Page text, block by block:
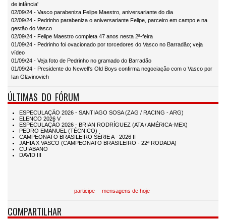
de infância'
02/09/24 - Vasco parabeniza Felipe Maestro, aniversariante do dia
02/09/24 - Pedrinho parabeniza o aniversariante Felipe, parceiro em campo e na
gestão do Vasco
02/09/24 - Felipe Maestro completa 47 anos nesta 2ª-feira
01/09/24 - Pedrinho foi ovacionado por torcedores do Vasco no Barradão; veja
vídeo
01/09/24 - Veja foto de Pedrinho no gramado do Barradão
01/09/24 - Presidente do Newell's Old Boys confirma negociação com o Vasco por
Ian Glavinovich
ÚLTIMAS DO FÓRUM
participe mensagens de hoje
COMPARTILHAR